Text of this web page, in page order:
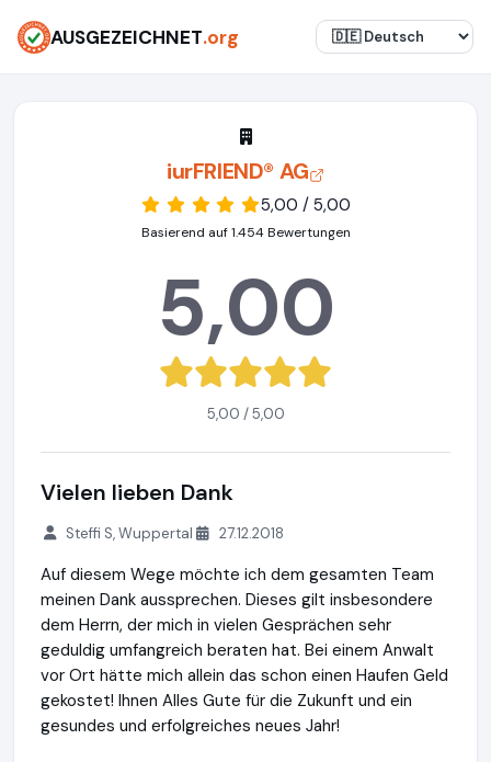
AUSGEZEICHNET.org
iurFRIEND® AG
5,00 / 5,00
Basierend auf 1.454 Bewertungen
5,00
5,00 / 5,00
Vielen lieben Dank
Steffi S, Wuppertal 27.12.2018
Auf diesem Wege möchte ich dem gesamten Team
meinen Dank aussprechen. Dieses gilt insbesondere
dem Herrn, der mich in vielen Gesprächen sehr
geduldig umfangreich beraten hat. Bei einem Anwalt
vor Ort hätte mich allein das schon einen Haufen Geld
gekostet! Ihnen Alles Gute für die Zukunft und ein
gesundes und erfolgreiches neues Jahr!